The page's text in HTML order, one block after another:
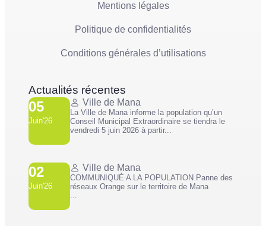
Mentions légales
Politique de confidentialités
Conditions générales d’utilisations
Actualités récentes
05
Juin'26
Ville de Mana
La Ville de Mana informe la population qu’un
Conseil Municipal Extraordinaire se tiendra le
vendredi 5 juin 2026 à partir...
02
Juin'26
Ville de Mana
COMMUNIQUÉ A LA POPULATION Panne des
réseaux Orange sur le territoire de Mana
...